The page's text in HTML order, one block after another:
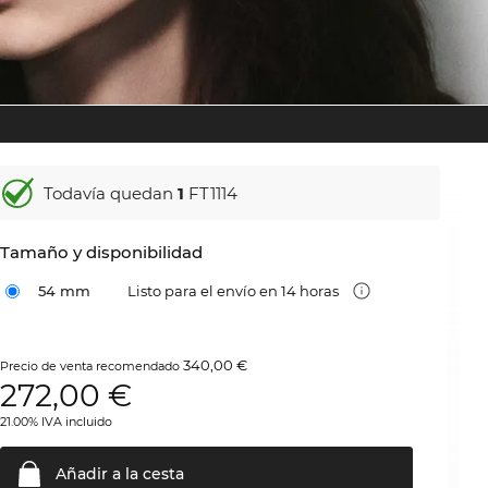
Todavía quedan1 FT1114
Tamaño y disponibilidad
54 mm Listo para el envío en 14 horas
Precio de venta recomendado340,00 €
272,00 €
21.00% IVA incluido
Añadir a la cesta